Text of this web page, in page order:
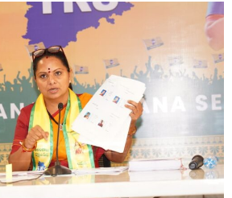
డూ
ప్లి
మ
రి
యు
ర్నా
క
ఓ
ట్ల
తో